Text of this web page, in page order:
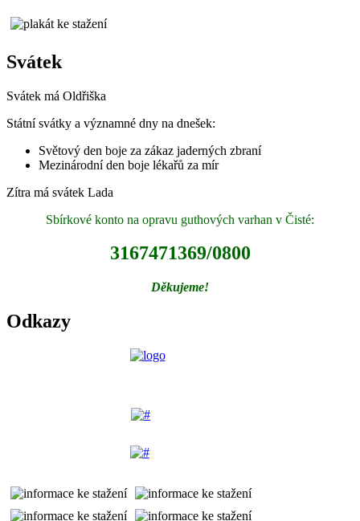
Svátek
Svátek má Oldřiška
Státní svátky a významné dny na dnešek:
Světový den boje za zákaz jaderných zbraní
Mezinárodní den boje lékařů za mír
Zítra má svátek Lada
Sbírkové konto na opravu guthových varhan v Čisté:
3167471369/0800
Děkujeme!
Odkazy